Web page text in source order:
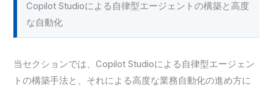
Copilot Studioによる自律型エージェントの構築と高度
な自動化
当セクションでは、Copilot Studioによる自律型エージェン
トの構築手法と、それによる高度な業務自動化の進め方に